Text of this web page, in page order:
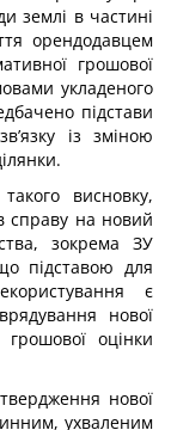
землі в частині
орендодавцем
грошової
укладеного
підстави
із зміною
висновку,
справу на новий
зокрема ЗУ
підставою для
є
нової
грошової оцінки
нової
ухваленим